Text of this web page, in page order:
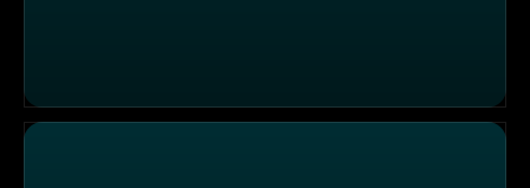
Familie Diekmeier (4)